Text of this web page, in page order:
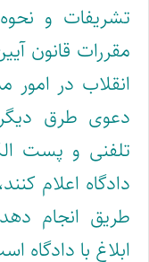
تشریفات و نحوه
مقررات قانون
انقلاب در
دعوی طرق
تلفنی و پست
دادگاه اعلام
طریق انجام
ابلاغ با دادگاه